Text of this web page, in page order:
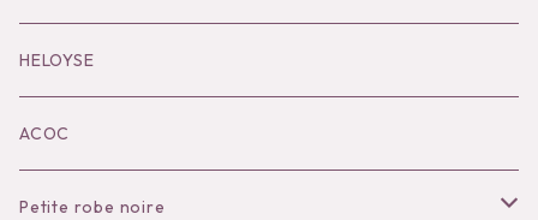
Black series
KOKO別注
HELOYSE
ACOC
Petite robe noire